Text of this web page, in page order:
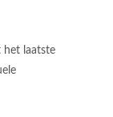
het laatste